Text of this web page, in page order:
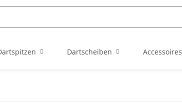
Dartscheiben Accessoires